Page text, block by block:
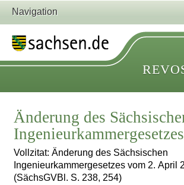
Navigation
Änderung des
Ingenieurkammergesetzes
Vollzitat: Änderung des Sächsischen
Ingenieurkammergesetzes vom 2. April
(SächsGVBl. S. 238, 254)